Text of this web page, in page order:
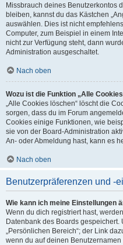
Missbrauch deines Benutzerkontos
bleiben, kannst du das Kästchen
auswählen. Dies ist nicht
Computer, zum Beispiel in einem
nicht zur Verfügung steht, dann
Administration ausgeschaltet.
Nach oben
Wozu ist die Funktion „Alle
„Alle Cookies löschen“ löscht die
sorgen, dass du im Forum
Cookies einige Funktionen, wie
sie von der Board-Administration
An- oder Abmeldung hast, kann es
Nach oben
Benutzerpräferenzen und -
Wie kann ich meine Einstellungen
Wenn du dich registriert hast,
Datenbank des Boards
„Persönlichen Bereich“; der Link
wenn du auf deinen